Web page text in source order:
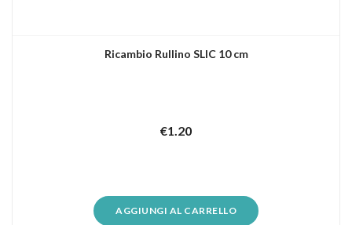
Ricambio Rullino SLIC 10 cm
€1.20
AGGIUNGI AL CARRELLO